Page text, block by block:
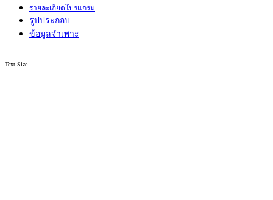
รายละเอียดโปรแกรม
รูปประกอบ
ข้อมูลจำเพาะ
Text Size